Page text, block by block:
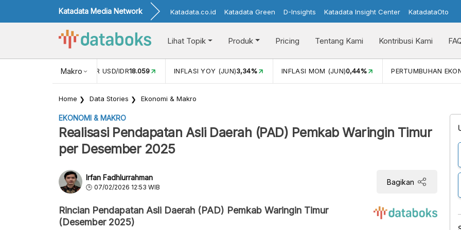
Katadata Media Network Katadata.co.id Katadata Green D-Insights Katadata Insight Center KatadataOto
Lihat Topik Produk Pricing Tentang Kami Kontribusi Kami
Makro
NILAI TUKAR USD/IDR18.059 INFLASI YOY (JUN)3,34% INFLASI MOM (JUN)0,44% PERTUMBUHAN
Home Data Stories Ekonomi & Makro
EKONOMI & MAKRO
Realisasi Pendapatan Asli Daerah (PAD) Pemkab Waringin Timur
per Desember 2025
Irfan Fadhlurrahman
07/02/2026 12:53 WIB
Bagikan
Rincian Pendapatan Asli Daerah (PAD) Pemkab Waringin Timur
(Desember 2025)